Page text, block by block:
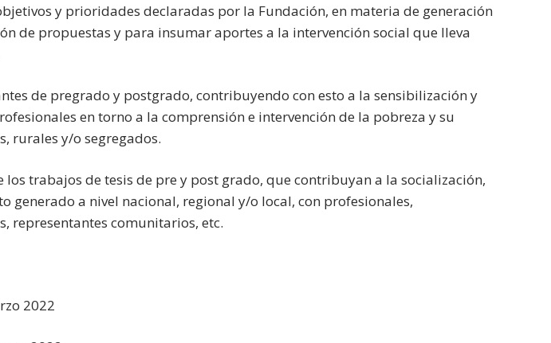
y prioridades declaradas por la Fundación, en materia de generación
de propuestas y para insumar aportes a la intervención social que lleva
de pregrado y postgrado, contribuyendo con esto a la sensibilización y
en torno a la comprensión e intervención de la pobreza y su
rurales y/o segregados.
los trabajos de tesis de pre y post grado, que contribuyan a la socialización,
generado a nivel nacional, regional y/o local, con profesionales,
representantes comunitarios, etc.
2022